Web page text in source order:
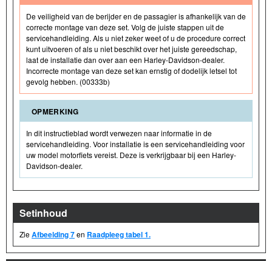
De veiligheid van de berijder en de passagier is afhankelijk van de
correcte montage van deze set. Volg de juiste stappen uit de
servicehandleiding. Als u niet zeker weet of u de procedure correct
kunt uitvoeren of als u niet beschikt over het juiste gereedschap,
laat de installatie dan over aan een Harley-Davidson-dealer.
Incorrecte montage van deze set kan ernstig of dodelijk letsel tot
gevolg hebben. (00333b)
OPMERKING
In dit instructieblad wordt verwezen naar informatie in de
servicehandleiding. Voor installatie is een servicehandleiding voor
uw model motorfiets vereist. Deze is verkrijgbaar bij een Harley-
Davidson-dealer.
Setinhoud
ZieAfbeelding 7en Raadpleeg tabel 1.